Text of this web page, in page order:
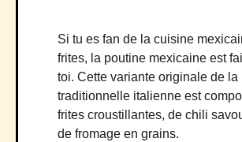
Si tu es fan de la cuisine
frites, la poutine mexicaine est
toi. Cette variante originale de la
traditionnelle italienne est
frites croustillantes, de chili
de fromage en grains.